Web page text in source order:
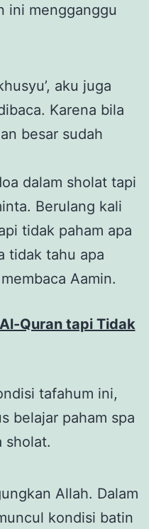
ini mengganggu
aku juga
Karena bila
besar sudah
dalam sholat tapi
Berulang kali
tidak paham apa
tidak tahu apa
Aamin.
Quran tapi Tidak
tafahum ini,
belajar paham spa
sholat.
Allah. Dalam
kondisi batin